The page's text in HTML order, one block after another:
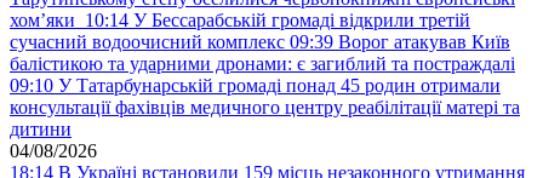
хом’яки 10:14 У Бессарабській громаді відкрили третій
сучасний водоочисний комплекс 09:39 Ворог атакував Київ
балістикою та ударними дронами: є загиблий та постраждалі
09:10 У Татарбунарській громаді понад 45 родин отримали
консультації фахівців медичного центру реабілітації матері та
дитини
04/08/2026
18:14 В Україні встановили 159 місць незаконного утримання